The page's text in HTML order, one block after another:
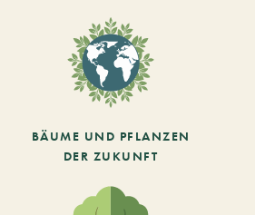
BÄUME UND PFLANZEN
DER ZUKUNFT